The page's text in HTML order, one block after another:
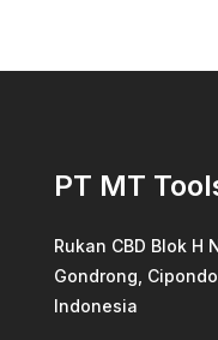
PT MT
Rukan CBD Blok H
Gondrong,
Indonesia